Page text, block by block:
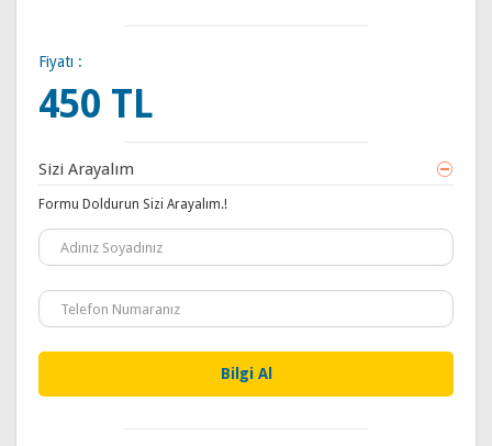
Fiyatı :
450 TL
Sizi Arayalım
Formu Doldurun Sizi Arayalım.!